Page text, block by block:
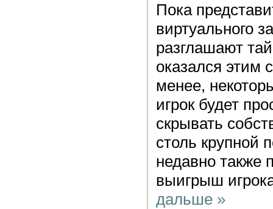
Пока
виртуального
разглашают
оказался этим
менее,
игрок будет
скрывать
столь крупной
недавно также
выигрыш
дальше »